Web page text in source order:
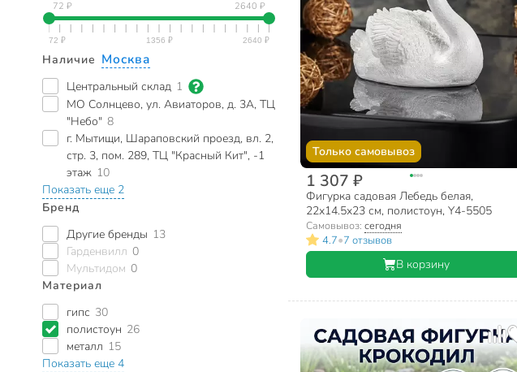
72 ₽ 2640 ₽
Наличие Москва
Центральный склад 1
МО Солнцево, ул. Авиаторов, д. 3А, ТЦ
"Небо" 8
г. Мытищи, Шараповский проезд, вл. 2,
стр. 3, пом. 289, ТЦ "Красный Кит", -1
этаж 10
Показать еще 2
Бренд
Другие бренды 13
Гарденвилл 0
Мультидом 0
Материал
гипс 30
полистоун 26
металл 15
Показать еще 4
Только самовывоз
1 307 ₽
Фигурка садовая Лебедь белая,
22х14.5х23 см, полистоун, Y4-5505
Самовывоз: сегодня
4.7•7 отзывов
В корзину